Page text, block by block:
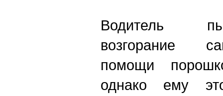
Водитель
возгорание
помощи
однако ему